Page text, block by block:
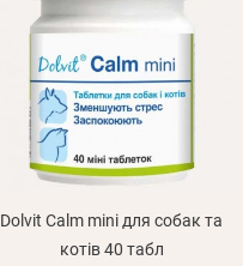
Dolvit Calm mini для собак та
котів 40 табл